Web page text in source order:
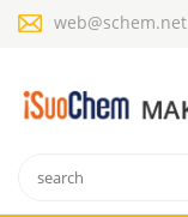
web@schem.net